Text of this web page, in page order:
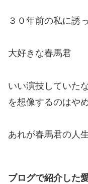
３０年前の私に誘
大好きな春馬君
いい演技していた
を想像するのはや
あれが春馬君の人
ブログで紹介した